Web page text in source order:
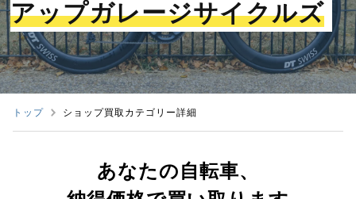
アップガレージサイクルズ
トップ ショップ買取カテゴリー詳細
あなたの自転車、